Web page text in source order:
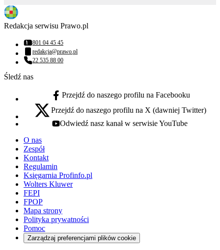
Redakcja serwisu Prawo.pl
Numer telefonu:
801 04 45 45
Adres email:
redakcja@prawo.pl
Numer telefonu:
22 535 88 00
Śledź nas
facebook - otwiera się w nowej karcie
Przejdź do naszego profilu na Facebooku
x - otwiera się w nowej karcie
Przejdź do naszego profilu na X (dawniej Twitter)
youtube - otwiera się w nowej karcie
Odwiedź nasz kanał w serwisie YouTube
O nas
Zespół
Kontakt
Regulamin
Księgarnia Profinfo.pl
Wolters Kluwer
FEPI
FPOP
Mapa strony
Polityka prywatności
Pomoc
Zarządzaj preferencjami plików cookie